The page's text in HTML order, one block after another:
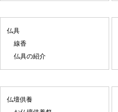
仏具
線香
仏具の紹介
仏壇供養